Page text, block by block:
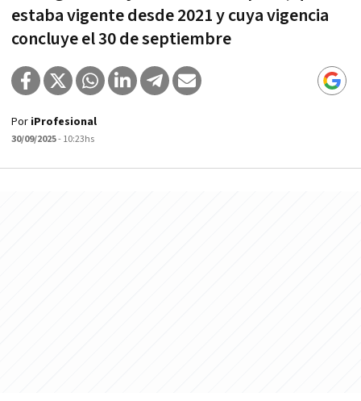
estaba vigente desde 2021 y cuya vigencia
concluye el 30 de septiembre
Por iProfesional
30/09/2025- 10:23hs